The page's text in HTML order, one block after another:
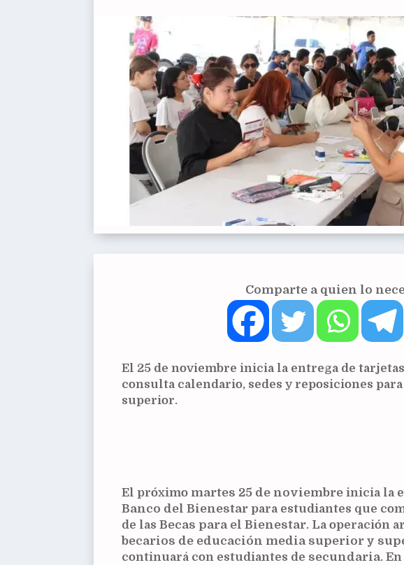
Comparte a quien lo
El 25 de noviembre inicia la entrega de
consulta calendario, sedes y reposiciones
superior.
El próximo martes 25 de noviembre inicia la
Banco del Bienestar para estudiantes que
de lasBecas para el Bienestar. La operación
becarios de educación media superior y
continuará con estudiantes de secundaria.